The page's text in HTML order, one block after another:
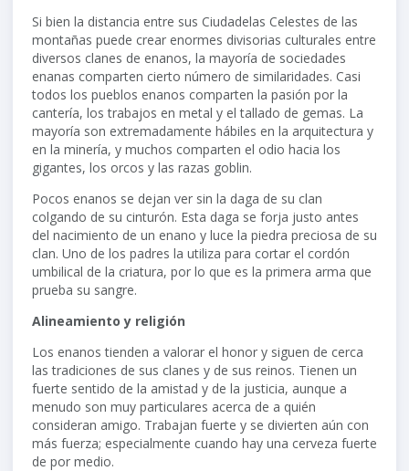
Si bien la distancia entre sus Ciudadelas Celestes de las
montañas puede crear enormes divisorias culturales entre
diversos clanes de enanos, la mayoría de sociedades
enanas comparten cierto número de similaridades. Casi
todos los pueblos enanos comparten la pasión por la
cantería, los trabajos en metal y el tallado de gemas. La
mayoría son extremadamente hábiles en la arquitectura y
en la minería, y muchos comparten el odio hacia los
gigantes, los orcos y las razas goblin.
Pocos enanos se dejan ver sin la daga de su clan
colgando de su cinturón. Esta daga se forja justo antes
del nacimiento de un enano y luce la piedra preciosa de su
clan. Uno de los padres la utiliza para cortar el cordón
umbilical de la criatura, por lo que es la primera arma que
prueba su sangre.
Alineamiento y religión
Los enanos tienden a valorar el honor y siguen de cerca
las tradiciones de sus clanes y de sus reinos. Tienen un
fuerte sentido de la amistad y de la justicia, aunque a
menudo son muy particulares acerca de a quién
consideran amigo. Trabajan fuerte y se divierten aún con
más fuerza; especialmente cuando hay una cerveza fuerte
de por medio.